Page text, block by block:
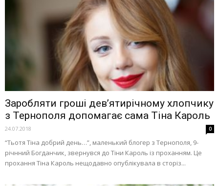
Заробляти гроші дев’ятирічному хлопчику
з Тернополя допомагає сама Тіна Кароль
24.07.2018 0
“Тьотя Тіна добрий день…”, маленький блогер з Тернополя, 9-
річнний Богданчик, звернувся до Тіни Кароль із проханням. Це
прохання Тіна Кароль нещодавно опублікувала в сторіз...